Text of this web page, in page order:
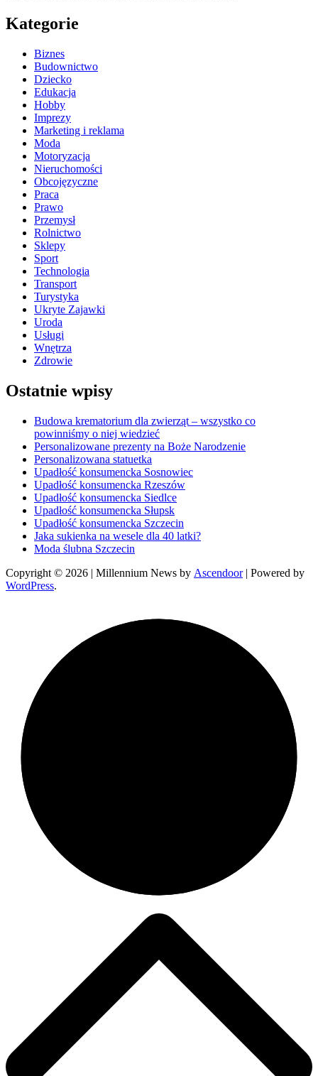
Kategorie
Biznes
Budownictwo
Dziecko
Edukacja
Hobby
Imprezy
Marketing i reklama
Moda
Motoryzacja
Nieruchomości
Obcojęzyczne
Praca
Prawo
Przemysł
Rolnictwo
Sklepy
Sport
Technologia
Transport
Turystyka
Ukryte Zajawki
Uroda
Usługi
Wnętrza
Zdrowie
Ostatnie wpisy
Budowa krematorium dla zwierząt – wszystko co
powinniśmy o niej wiedzieć
Personalizowane prezenty na Boże Narodzenie
Personalizowana statuetka
Upadłość konsumencka Sosnowiec
Upadłość konsumencka Rzeszów
Upadłość konsumencka Siedlce
Upadłość konsumencka Słupsk
Upadłość konsumencka Szczecin
Jaka sukienka na wesele dla 40 latki?
Moda ślubna Szczecin
Copyright © 2026 | Millennium News by Ascendoor| Powered by
WordPress.